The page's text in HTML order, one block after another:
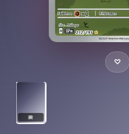
♡
IR